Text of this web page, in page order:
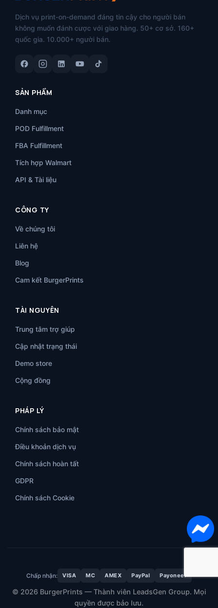
Dịch vụ print-on-demand đáng tin cậy cho người bán
không muốn đánh cược với giao hàng. 50+ cơ sở. 160+
quốc gia. 10.000+ người bán.
SẢN PHẨM
Danh mục
POD Fulfillment
FBA Fulfillment
Tích hợp Walmart
API & Tài liệu
CÔNG TY
Về chúng tôi
Liên hệ
Blog
Cam kết BurgerPrints
TÀI NGUYÊN
Trung tâm trợ giúp
Cập nhật trạng thái
Demo store
Cộng đồng
PHÁP LÝ
Chính sách bảo mật
Điều khoản dịch vụ
Chính sách hoàn tất
GDPR
Chính sách Cookie
Chấp nhận: VISA MC AMEX PayPal Payoneer
© 2026 BurgerPrints — Thành viên LeadsGen Group. Mọi
quyền được bảo lưu.